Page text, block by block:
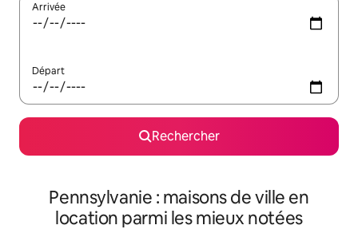
Arrivée
Départ
Rechercher
Pennsylvanie : maisons de ville en
location parmi les mieux notées